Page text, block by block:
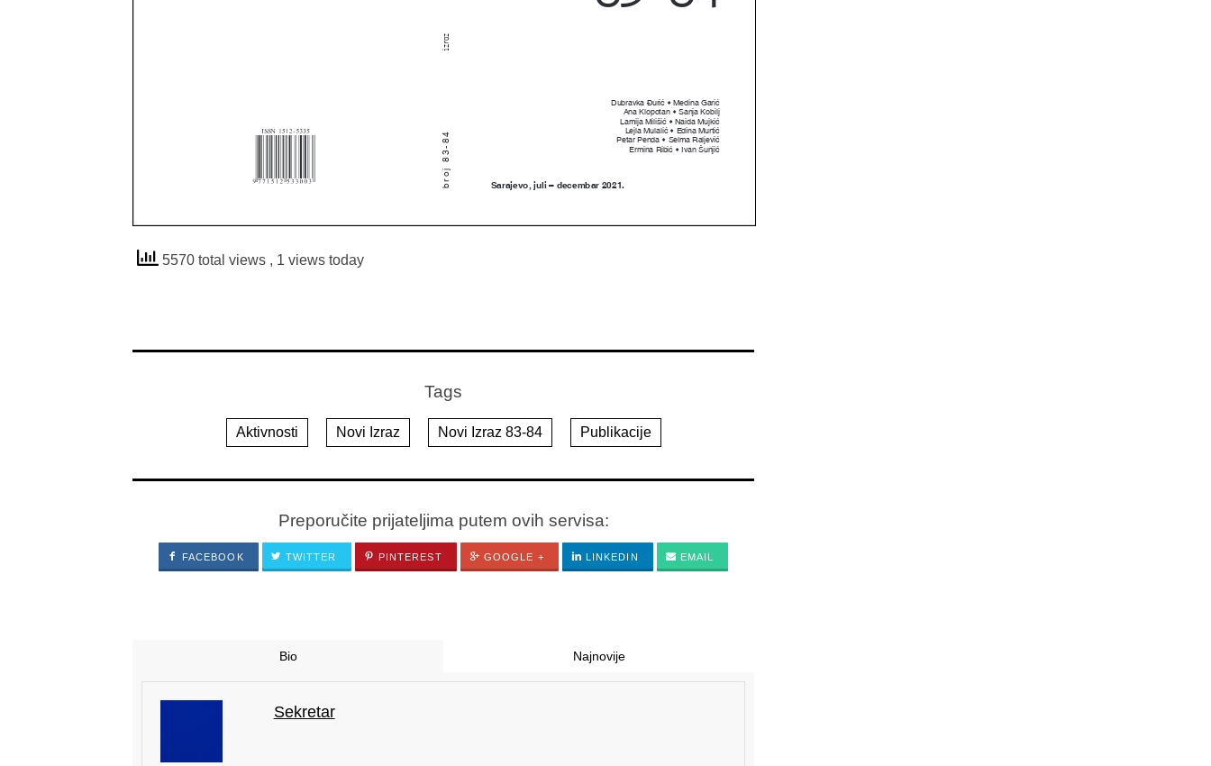
5570 total views , 1 views today
Tags
Aktivnosti Novi Izraz Novi Izraz 83-84 Publikacije
Preporučite prijateljima putem ovih servisa:
FACEBOOK TWITTER PINTEREST GOOGLE + LINKEDIN EMAIL
Bio Najnovije
Sekretar